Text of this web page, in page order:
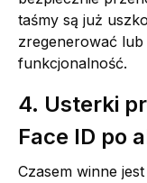
taśmy są już
zregenerować lub
funkcjonalność.
4. Usterki
Face ID po
Czasem winne